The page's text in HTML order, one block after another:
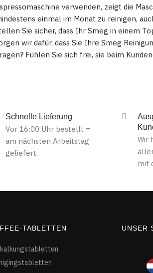
verwenden, zeigt die
einmal im Monat zu reinigen,
Sie sicher, dass Ihr Smeg in einem
wir dafür, dass Sie Ihre Smeg
Fühlen Sie sich frei, sie beim
Schnelle Lieferung
Vor 16:00 Uhr bestellt =
am nächsten Arbeitstag
geliefert.
Wir
mit
TABLETTEN UNSER